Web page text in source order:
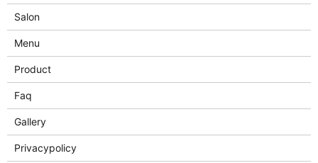
Salon
Menu
Product
Faq
Gallery
Privacypolicy